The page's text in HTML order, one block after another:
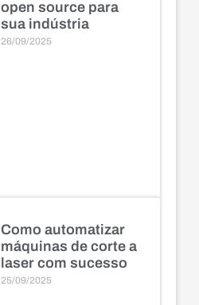
open source para
sua indústria
26/09/2025
Como automatizar
máquinas de corte a
laser com sucesso
25/09/2025